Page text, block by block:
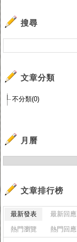
搜尋
文章分類
不分類(0)
月曆
文章排行榜
最新發表 最新回應
熱門瀏覽
熱門回應